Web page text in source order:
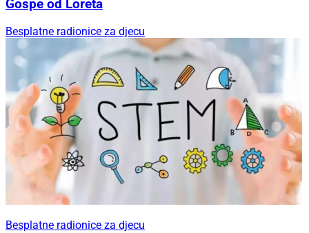
Gospe od Loreta
Besplatne radionice za djecu
Besplatne radionice za djecu